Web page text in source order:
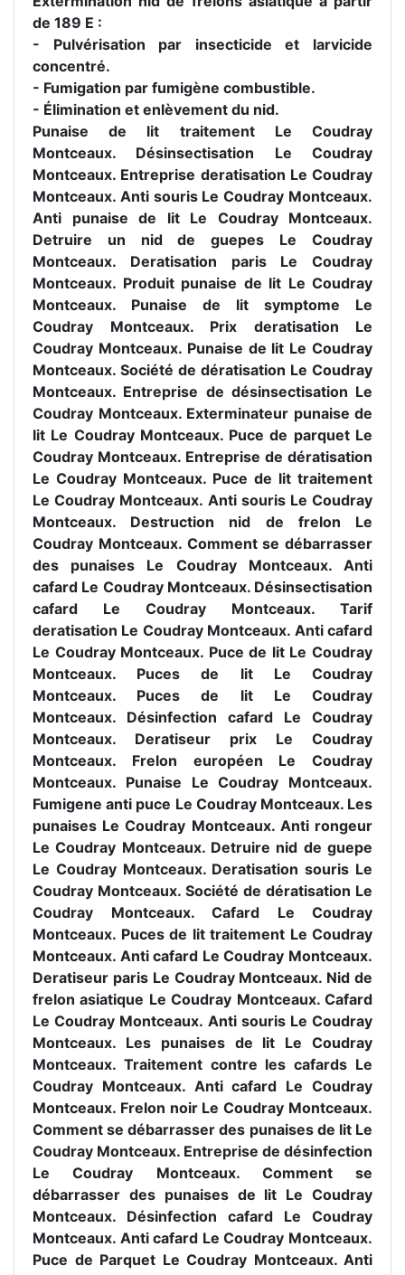
de 189 E :
- Pulvérisation par insecticide et larvicide
concentré.
- Fumigation par fumigène combustible.
- Élimination et enlèvement du nid.
Punaise de lit traitement Le Coudray
Montceaux. Désinsectisation Le Coudray
Montceaux. Entreprise deratisation Le Coudray
Montceaux. Anti souris Le Coudray Montceaux.
Anti punaise de lit Le Coudray Montceaux.
Detruire un nid de guepes Le Coudray
Montceaux. Deratisation paris Le Coudray
Montceaux. Produit punaise de lit Le Coudray
Montceaux. Punaise de lit symptome Le
Coudray Montceaux. Prix deratisation Le
Coudray Montceaux. Punaise de lit Le Coudray
Montceaux. Société de dératisation Le Coudray
Montceaux. Entreprise de désinsectisation Le
Coudray Montceaux. Exterminateur punaise de
lit Le Coudray Montceaux. Puce de parquet Le
Coudray Montceaux. Entreprise de dératisation
Le Coudray Montceaux. Puce de lit traitement
Le Coudray Montceaux. Anti souris Le Coudray
Montceaux. Destruction nid de frelon Le
Coudray Montceaux. Comment se débarrasser
des punaises Le Coudray Montceaux. Anti
cafard Le Coudray Montceaux. Désinsectisation
cafard Le Coudray Montceaux. Tarif
deratisation Le Coudray Montceaux. Anti cafard
Le Coudray Montceaux. Puce de lit Le Coudray
Montceaux. Puces de lit Le Coudray
Montceaux. Puces de lit Le Coudray
Montceaux. Désinfection cafard Le Coudray
Montceaux. Deratiseur prix Le Coudray
Montceaux. Frelon européen Le Coudray
Montceaux. Punaise Le Coudray Montceaux.
Fumigene anti puce Le Coudray Montceaux. Les
punaises Le Coudray Montceaux. Anti rongeur
Le Coudray Montceaux. Detruire nid de guepe
Le Coudray Montceaux. Deratisation souris Le
Coudray Montceaux. Société de dératisation Le
Coudray Montceaux. Cafard Le Coudray
Montceaux. Puces de lit traitement Le Coudray
Montceaux. Anti cafard Le Coudray Montceaux.
Deratiseur paris Le Coudray Montceaux. Nid de
frelon asiatique Le Coudray Montceaux. Cafard
Le Coudray Montceaux. Anti souris Le Coudray
Montceaux. Les punaises de lit Le Coudray
Montceaux. Traitement contre les cafards Le
Coudray Montceaux. Anti cafard Le Coudray
Montceaux. Frelon noir Le Coudray Montceaux.
Comment se débarrasser des punaises de lit Le
Coudray Montceaux. Entreprise de désinfection
Le Coudray Montceaux. Comment se
débarrasser des punaises de lit Le Coudray
Montceaux. Désinfection cafard Le Coudray
Montceaux. Anti cafard Le Coudray Montceaux.
Puce de Parquet Le Coudray Montceaux. Anti